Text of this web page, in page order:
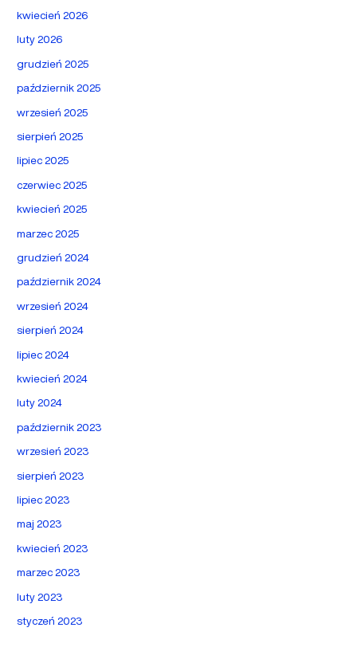
kwiecień 2026
luty 2026
grudzień 2025
październik 2025
wrzesień 2025
sierpień 2025
lipiec 2025
czerwiec 2025
kwiecień 2025
marzec 2025
grudzień 2024
październik 2024
wrzesień 2024
sierpień 2024
lipiec 2024
kwiecień 2024
luty 2024
październik 2023
wrzesień 2023
sierpień 2023
lipiec 2023
maj 2023
kwiecień 2023
marzec 2023
luty 2023
styczeń 2023